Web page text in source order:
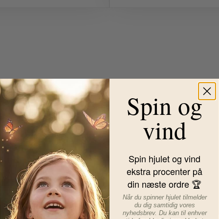
skjorter, som er lavet i økologiske materialer. Vælger du en
Spin og
vind
Spin hjulet og vind
ekstra procenter på
din næste ordre 🏆
Når du spinner hjulet tilmelder
du dig samtidig vores
nyhedsbrev. Du kan til enhver